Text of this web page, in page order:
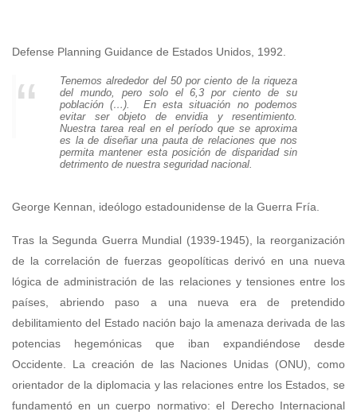
Defense Planning Guidance de Estados Unidos, 1992.
Tenemos alrededor del 50 por ciento de la riqueza
del mundo, pero solo el 6,3 por ciento de su
población (…). En esta situación no podemos
evitar ser objeto de envidia y resentimiento.
Nuestra tarea real en el período que se aproxima
es la de diseñar una pauta de relaciones que nos
permita mantener esta posición de disparidad sin
detrimento de nuestra seguridad nacional.
George Kennan, ideólogo estadounidense de la Guerra Fría.
Tras la Segunda Guerra Mundial (1939-1945), la reorganización
de la correlación de fuerzas geopolíticas derivó en una nueva
lógica de administración de las relaciones y tensiones entre los
países, abriendo paso a una nueva era de pretendido
debilitamiento del Estado nación bajo la amenaza derivada de las
potencias hegemónicas que iban expandiéndose desde
Occidente. La creación de las Naciones Unidas (ONU), como
orientador de la diplomacia y las relaciones entre los Estados, se
fundamentó en un cuerpo normativo: el Derecho Internacional